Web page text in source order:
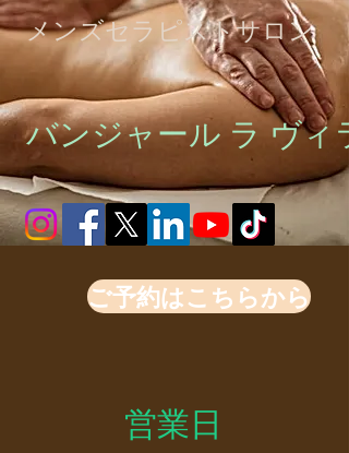
メンズセラピストサロン
バンジャール ラ ヴィラ
ご予約はこちらから
​営業日